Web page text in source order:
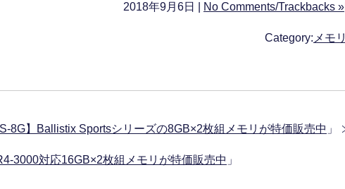
2018年9月6日 | No Comments/Trackbacks »
Category: メモリ
8G】Ballistix Sportsシリーズの8GB×2枚組メモリが特価販売中 」
3000対応16GB×2枚組メモリが特価販売中 」